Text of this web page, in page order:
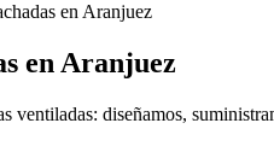
en Aranjuez
en Aranjuez
ventiladas: diseñamos,